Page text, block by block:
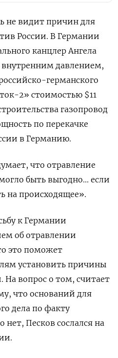
не видит причин для
России. В Германии
канцлер Ангела
внутренним давлением,
германского
2» стоимостью $11
газопровод
по перекачке
в Германию.
что отравление
быть выгодно... если
на происходящее».
к Германии
об отравлении
это поможет
установить причины
На вопрос о том, считает
что оснований для
дела по факту
нет, Песков сослался на